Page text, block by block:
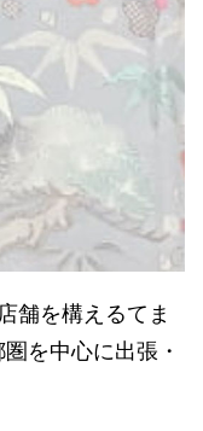
舗を構えるてま
を中心に出張・